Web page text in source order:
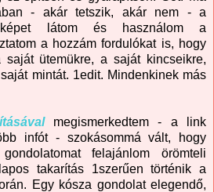
- akár tetszik, akár nem - a
képet látom és használom a
a hozzám fordulókat is, hogy
saját ütemükre, a saját kincseikre,
mintát. 1edit. Mindenkinek más
megismerkedtem - a link
infót - szokásommá vált, hogy
felajánlom örömteli
takarítás 1szerűen történik a
Egy kósza gondolat elegendő,